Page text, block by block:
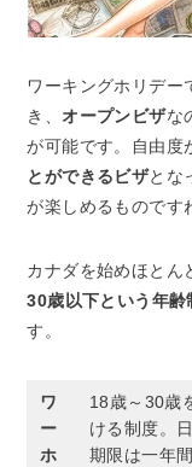
ワーキングホリデー
き、オープンビザな
が可能です。自由度
とができるビザとな
が楽しめるものです
カナダを始めほとん
30歳以下という年齢
す。
ワ
ー
ホ
18歳～30歳
ける制度。
期限は一年間